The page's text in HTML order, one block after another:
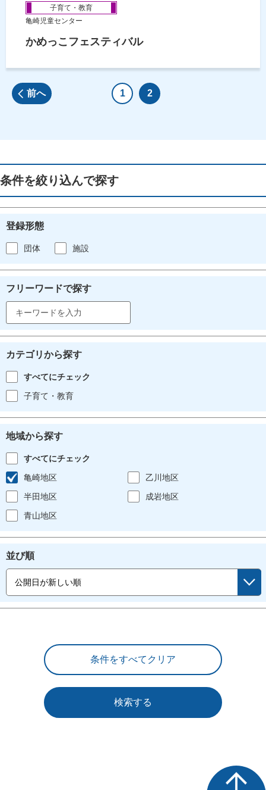
子育て・教育
亀崎児童センター
かめっこフェスティバル
前へ 1 2
条件を絞り込んで探す
登録形態
団体 施設
フリーワードで探す
カテゴリから探す
すべてにチェック
子育て・教育
地域から探す
すべてにチェック
亀崎地区
乙川地区
半田地区
成岩地区
青山地区
並び順
検索する